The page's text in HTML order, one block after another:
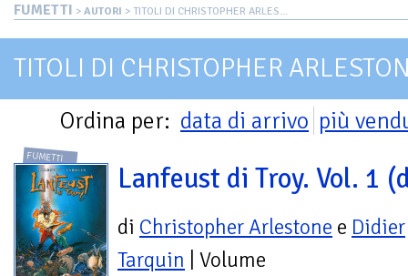
FUMETTI > AUTORI > TITOLI DI CHRISTOPHER ARLES...
TITOLI DI CHRISTOPHER
Ordina per: data di arrivo più
FUMETTI
Lanfeust di Troy. Vol. 1
di Christopher Arlestone e Didier
Tarquin | Volume